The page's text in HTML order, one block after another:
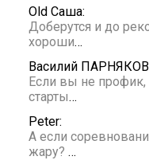
Old Саша:
Доберутся и до
хороши…
Василий
Если вы не профик,
старты…
Peter:
А если
жару? …